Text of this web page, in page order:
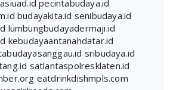
pecintabudaya.id
budayakita.id senibudaya.id
lumbungbudayadermaji.id
kebudayaantanahdatar.id
sribudaya.id
satlantaspolresklaten.id
eatdrinkdishmpls.com